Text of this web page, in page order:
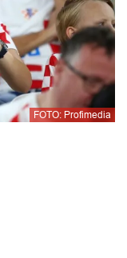
FOTO: Profimedia